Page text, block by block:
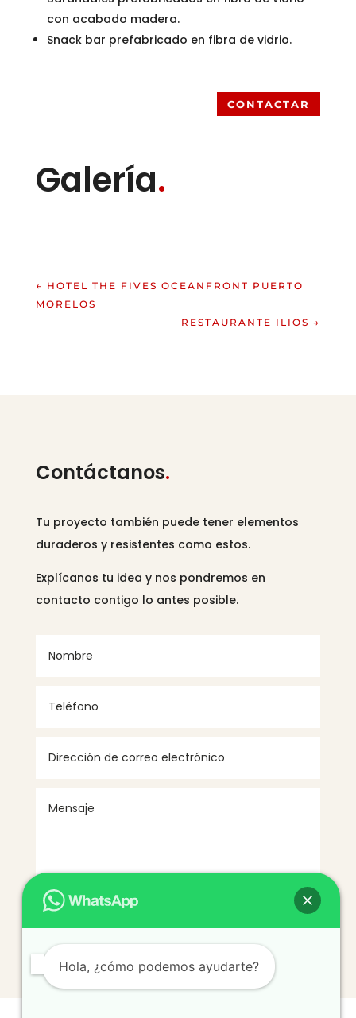
con acabado madera.
Snack bar prefabricado en fibra de vidrio.
CONTACTAR
Galería.
← HOTEL THE FIVES OCEANFRONT PUERTO
MORELOS
RESTAURANTE ILIOS →
Contáctanos.
Tu proyecto también puede tener elementos
duraderos y resistentes como estos.
Explícanos tu idea y nos pondremos en
contacto contigo lo antes posible.
Hola, ¿cómo podemos ayudarte?